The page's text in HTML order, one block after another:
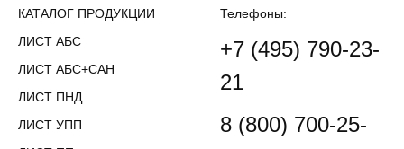
КАТАЛОГ ПРОДУКЦИИ
ЛИСТ АБС
ЛИСТ АБС+САН
ЛИСТ ПНД
ЛИСТ УПП
Телефоны:
+7 (495) 790-23-
21
8 (800) 700-25-